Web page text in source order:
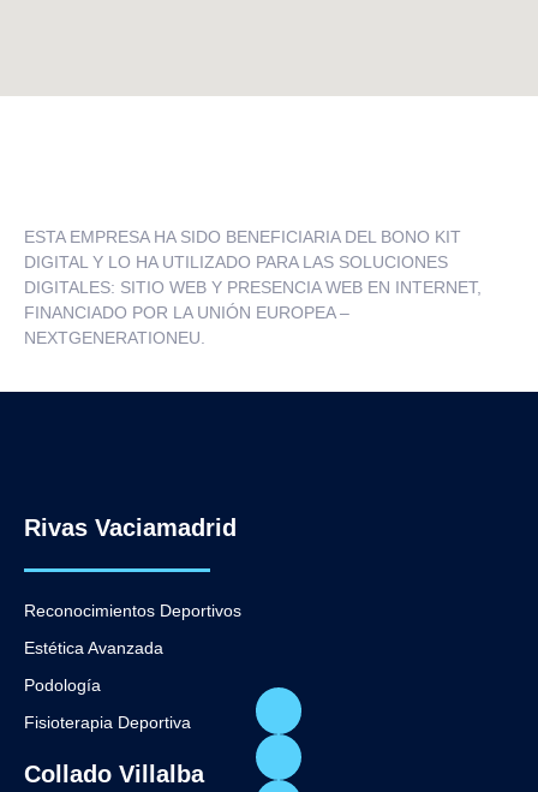
ESTA EMPRESA HA SIDO BENEFICIARIA DEL BONO KIT
DIGITAL Y LO HA UTILIZADO PARA LAS SOLUCIONES
DIGITALES: SITIO WEB Y PRESENCIA WEB EN INTERNET,
FINANCIADO POR LA UNIÓN EUROPEA –
NEXTGENERATIONEU.
Rivas Vaciamadrid
Reconocimientos Deportivos
Estética Avanzada
Podología
Fisioterapia Deportiva
Collado Villalba